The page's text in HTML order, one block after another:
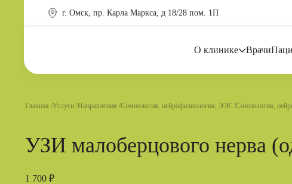
г. Омск, пр. Карла Маркса, д 18/28 пом. 1П
О клинике Врачи
Главная Услуги Направления Сомнология, нейрофизиология, ЭЭГ Сомнология,
УЗИ малоберцового нерва
1 700 ₽